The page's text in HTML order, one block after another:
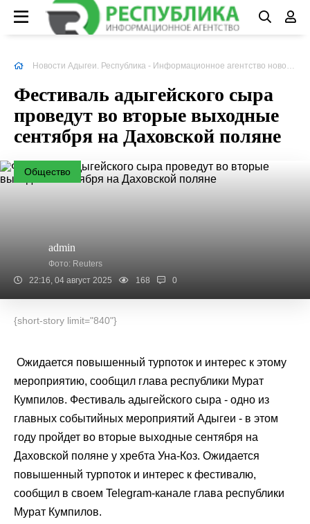
Новости Адыгеи. Республика - Информационное агентство новостей
Фестиваль адыгейского сыра
проведут во вторые выходные
сентября на Даховской поляне
Общество
admin
Фото: Reuters
22:16, 04 август 2025
168 0
{short-story limit="840"}
Ожидается повышенный турпоток и интерес к этому
мероприятию, сообщил глава республики Мурат
Кумпилов. Фестиваль адыгейского сыра - одно из
главных событийных мероприятий Адыгеи - в этом
году пройдет во вторые выходные сентября на
Даховской поляне у хребта Уна-Коз. Ожидается
повышенный турпоток и интерес к фестивалю,
сообщил в своем Telegram-канале глава республики
Мурат Кумпилов.